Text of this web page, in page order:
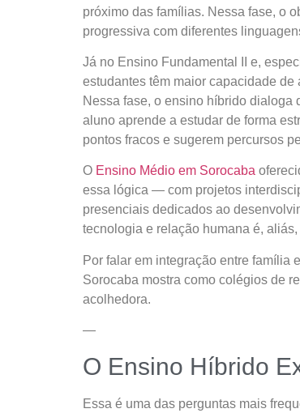
próximo das famílias. Nessa fase, o
progressiva com diferentes
Já no Ensino Fundamental II e,
estudantes têm maior capacidade
Nessa fase, o ensino híbrido dialoga
aluno aprende a estudar de forma
pontos fracos e sugerem percursos
O Ensino Médio em Sorocaba
essa lógica — com projetos
presenciais dedicados ao
tecnologia e relação humana é,
Por falar em integração entre família
Sorocaba mostra como colégios de
acolhedora.
—
O Ensino Híbrido
Essa é uma das perguntas mais